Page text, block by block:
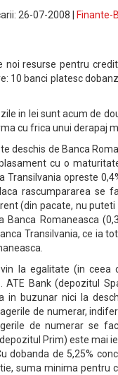
26-07-2008 |
Finante-
noi resurse pentru
10 banci platesc
in lei sunt acum de
cu frica unui derapaj
deschis de Banca
cu o
Transilvania opreste
rascumpararea se
(din pacate, nu
Banca Romaneasca
Transilvania, ce ia
la egalitate (in ceea
ATE Bank (depozitul
in buzunar nici la
de numerar,
de numerar se
Prim) este mai
dobanda de 5,25%
suma minima pentru